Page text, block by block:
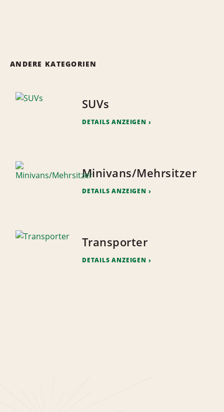
ANDERE KATEGORIEN
SUVs
DETAILS ANZEIGEN
Minivans/Mehrsitzer
DETAILS ANZEIGEN
Transporter
DETAILS ANZEIGEN